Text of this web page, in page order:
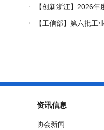
（套）装备认定工作启动
【创新浙江】2026
国际开放合作基础研究
【工信部】第六批工
资讯信息
协会新闻